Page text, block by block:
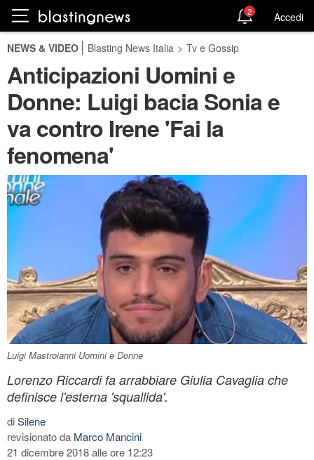
2 Accedi
NEWS & VIDEO Blasting News Italia > Tv e Gossip
Anticipazioni Uomini e
Donne: Luigi bacia Sonia e
va contro Irene 'Fai la
fenomena'
Luigi Mastroianni Uomini e Donne
Lorenzo Riccardi fa arrabbiare Giulia Cavaglia che
definisce l'esterna 'squallida'.
diSilene
revisionato da Marco Mancini
21 dicembre 2018 alle ore 12:23